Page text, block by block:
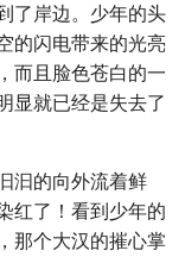
了岸边。少年的头
的闪电带来的光亮
而且脸色苍白的一
显就已经是失去了
汩的向外流着鲜
红了！看到少年的
那个大汉的摧心掌